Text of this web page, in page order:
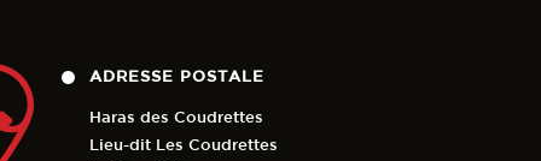
ADRESSE POSTALE
Haras des Coudrettes
Lieu-dit Les Coudrettes